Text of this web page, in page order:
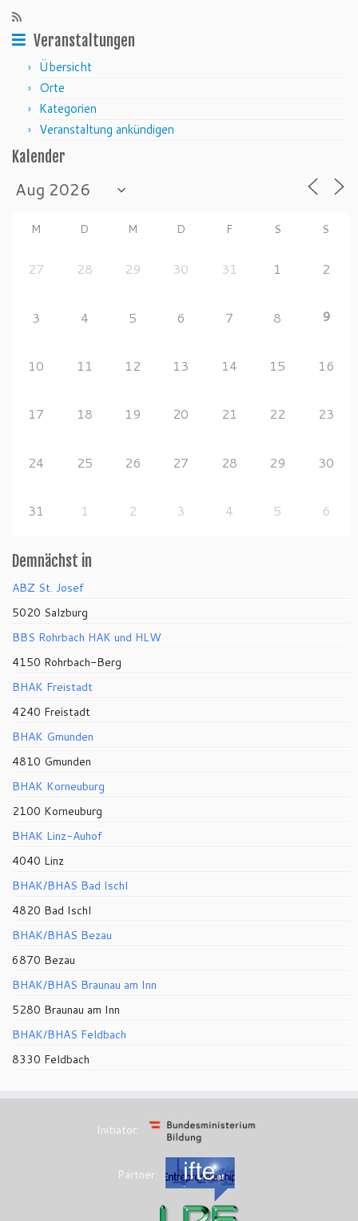
Veranstaltungen
Übersicht
Orte
Kategorien
Veranstaltung ankündigen
Kalender
M D M D F S S
27 28 29 30 31 1 2
3 4 5 6 7 8 9
10 11 12 13 14 15 16
17 18 19 20 21 22 23
24 25 26 27 28 29 30
31 1 2 3 4 5 6
Demnächst in
ABZ St. Josef
5020 Salzburg
BBS Rohrbach HAK und HLW
4150 Rohrbach-Berg
BHAK Freistadt
4240 Freistadt
BHAK Gmunden
4810 Gmunden
BHAK Korneuburg
2100 Korneuburg
BHAK Linz-Auhof
4040 Linz
BHAK/BHAS Bad Ischl
4820 Bad Ischl
BHAK/BHAS Bezau
6870 Bezau
BHAK/BHAS Braunau am Inn
5280 Braunau am Inn
BHAK/BHAS Feldbach
8330 Feldbach
Initiator:
Partner: